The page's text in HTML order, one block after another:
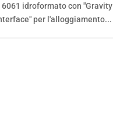
idroformato con "Gravity
per l'alloggiamento...